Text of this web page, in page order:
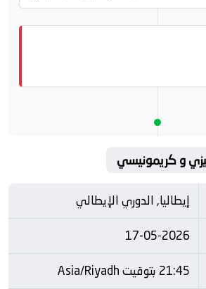
و كريمونيسي
إيطاليا, الدوري الإيطالي
17-05-2026
21:45 بتوقيت Asia/Riyadh